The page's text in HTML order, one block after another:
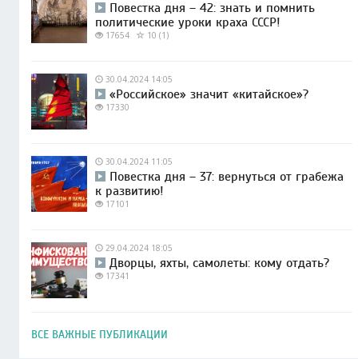
Повестка дня – 42: знать и помнить
политические уроки краха СССР!
17654 10 (1)
30.04.2024 14:05
«Российское» значит «китайское»?
17330
30.04.2024 11:05
Повестка дня – 37: вернуться от грабежа
к развитию!
17101
29.04.2024 18:05
Дворцы, яхты, самолеты: кому отдать?
17341
ВСЕ ВАЖНЫЕ ПУБЛИКАЦИИ